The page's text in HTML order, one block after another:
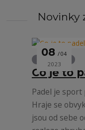
Novinky
08 04
2023
Co je to
Padel je
Hraje se
jsou od sebe